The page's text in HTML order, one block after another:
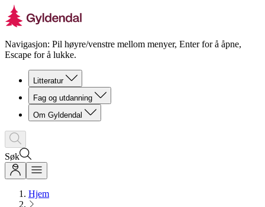
Navigasjon: Pil høyre/venstre mellom menyer, Enter for å åpne,
Escape for å lukke.
Litteratur
Fag og utdanning
Om Gyldendal
Søk
Hjem